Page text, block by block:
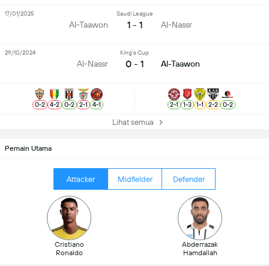
Pemain Utama
Attacker Midfielder Defender
Cristiano
Ronaldo
Abderrazak
Hamdallah
Al-Taawon
Saudi League
1 - 1 Al-Nassr
17/01/2025
Al-Nassr
King's Cup
0 - 1 Al-Taawon
29/10/2024
0-2 4-2 0-2 2-1 4-1 2-1 1-3 1-1 2-2 0-2
Lihat semua